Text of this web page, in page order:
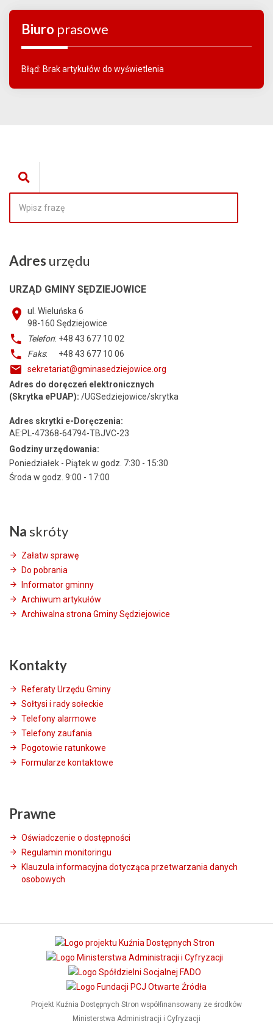
Biuro prasowe
Błąd: Brak artykułów do wyświetlenia
Adres urzędu
URZĄD GMINY SĘDZIEJOWICE
ul. Wieluńska 6
98-160 Sędziejowice
Telefon: +48 43 677 10 02
Faks: +48 43 677 10 06
sekretariat@gminasedziejowice.org
Adres do doręczeń elektronicznych
(Skrytka ePUAP): /UGSedziejowice/skrytka
Adres skrytki e-Doręczenia:
AE:PL-47368-64794-TBJVC-23
Godziny urzędowania:
Poniedziałek - Piątek w godz. 7:30 - 15:30
Środa w godz. 9:00 - 17:00
Na skróty
Załatw sprawę
Do pobrania
Informator gminny
Archiwum artykułów
Archiwalna strona Gminy Sędziejowice
Kontakty
Referaty Urzędu Gminy
Sołtysi i rady sołeckie
Telefony alarmowe
Telefony zaufania
Pogotowie ratunkowe
Formularze kontaktowe
Prawne
Oświadczenie o dostępności
Regulamin monitoringu
Klauzula informacyjna dotycząca przetwarzania danych
osobowych
Projekt Kuźnia Dostępnych Stron współfinansowany ze środków
Ministerstwa Administracji i Cyfryzacji